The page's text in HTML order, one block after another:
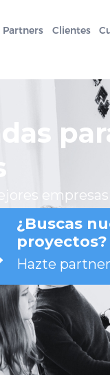
Partners Clientes
¿Buscas
proyectos?
Hazte partner